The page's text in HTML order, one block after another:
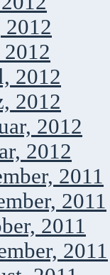
2012
2012
2012
2012
2012
2011
2011
2011
2011